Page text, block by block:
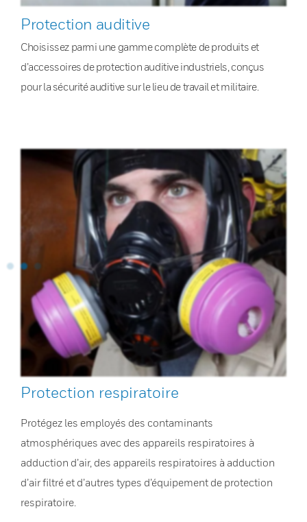
Protection auditive
Choisissez parmi une gamme complète de produits et
d’accessoires de protection auditive industriels, conçus
pour la sécurité auditive sur le lieu de travail et militaire.
Protection respiratoire
Protégez les employés des contaminants
atmosphériques avec des appareils respiratoires à
adduction d’air, des appareils respiratoires à adduction
d’air filtré et d’autres types d’équipement de protection
respiratoire.